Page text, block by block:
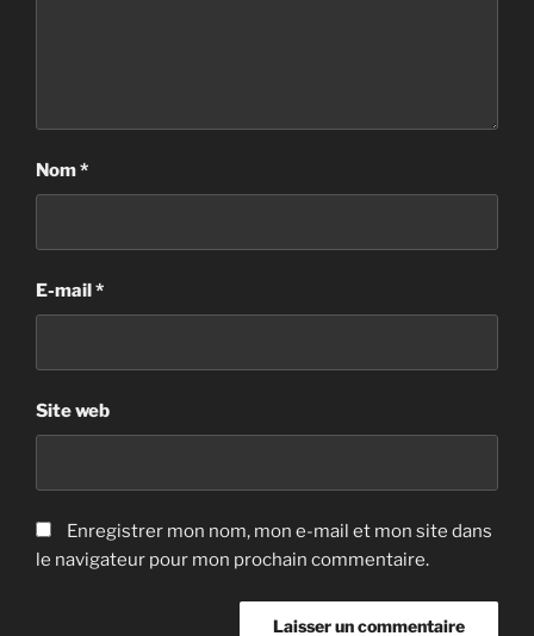
Nom*
E-mail*
Site web
Enregistrer mon nom, mon e-mail et mon site dans
le navigateur pour mon prochain commentaire.